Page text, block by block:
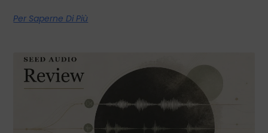
Per Saperne Di Più